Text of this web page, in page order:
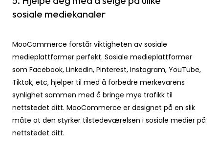
sosiale mediekanaler
MooCommerce forstår viktigheten av sosiale
medieplattformer perfekt. Sosiale medieplattformer
som Facebook, LinkedIn, Pinterest, Instagram, YouTube,
Tiktok, etc, hjelper til med å forbedre merkevarens
synlighet sammen med å bringe mye trafikk til
nettstedet ditt. MooCommerce er designet på en slik
måte at den styrker tilstedeværelsen i sosiale medier på
nettstedet ditt.